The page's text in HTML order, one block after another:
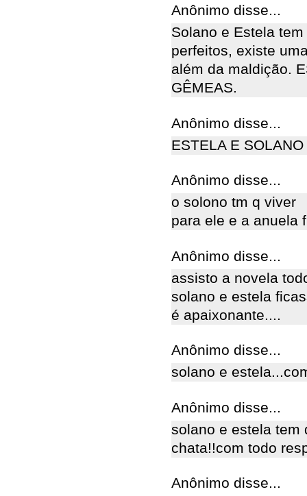
Anônimo disse...
Solano e Estela
perfeitos, existe
além da maldição.
GÊMEAS.
Anônimo disse...
ESTELA E SOLANO
Anônimo disse...
o solono tm q viver
para ele e a anuela
Anônimo disse...
assisto a novela
solano e estela
é apaixonante....
Anônimo disse...
solano e
Anônimo disse...
solano e estela tem
chata!!com todo
Anônimo disse...